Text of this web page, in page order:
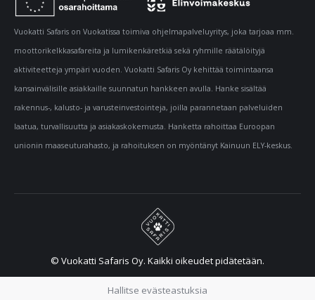
Vuokatti Safaris on Vuokatissa toimiva ohjelmapalveluyritys, joka tarjoaa mm.
moottorikelkkasafareita ja lumikenkäretkiä sekä ryhmille räätälöityjä
aktiviteetteja ympäri vuoden. Vuokatti Safaris Oy kehittää toimintaansa
kansainvälisille asiakkaille suunnatun hankkeen avulla. Hanke sisältää
rakennus-, kalusto- ja varusteinvestointeja, joilla parannetaan palveluiden
laatua, turvallisuutta ja asiakaskokemusta. Hanketta rahoittaa Euroopan
unionin maaseuturahasto, ja rahoituksen on myöntänyt Kainuun ELY-keskus.
© Vuokatti Safaris Oy. Kaikki oikeudet pidätetään.
Hallitse evästeastuksia